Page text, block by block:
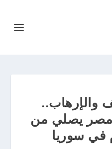
والإرهاب..
يصلي من
في سوريا